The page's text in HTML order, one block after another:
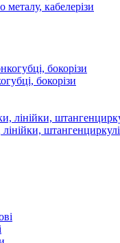
кабелерізи
бокорізи
штангенциркулі